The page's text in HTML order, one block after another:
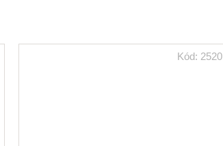
Kód: 2520